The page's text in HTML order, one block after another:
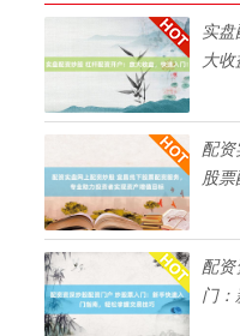
实
大
配
股
配资
门：